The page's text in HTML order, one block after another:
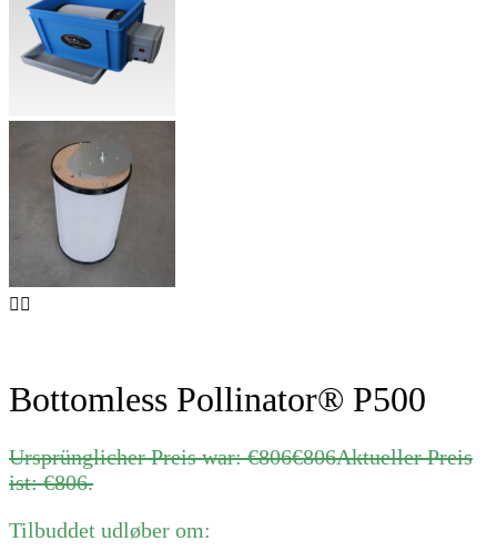
Bottomless Pollinator® P500
Ursprünglicher Preis war: €806€806Aktueller Preis
ist: €806.
Tilbuddet udløber om: